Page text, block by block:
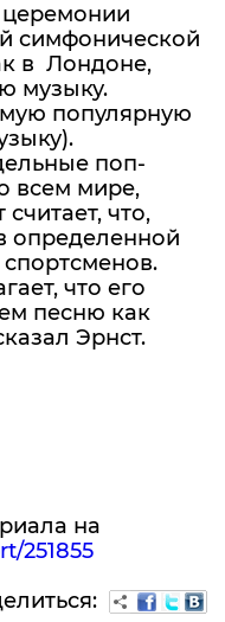
симфонической
в Лондоне,
музыку.
популярную
поп-
всем мире,
что,
определенной
что его
песню как
Эрнст.
на
251855